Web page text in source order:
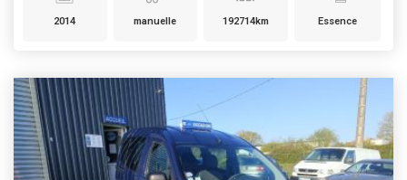
2014 manuelle 192714km Essence